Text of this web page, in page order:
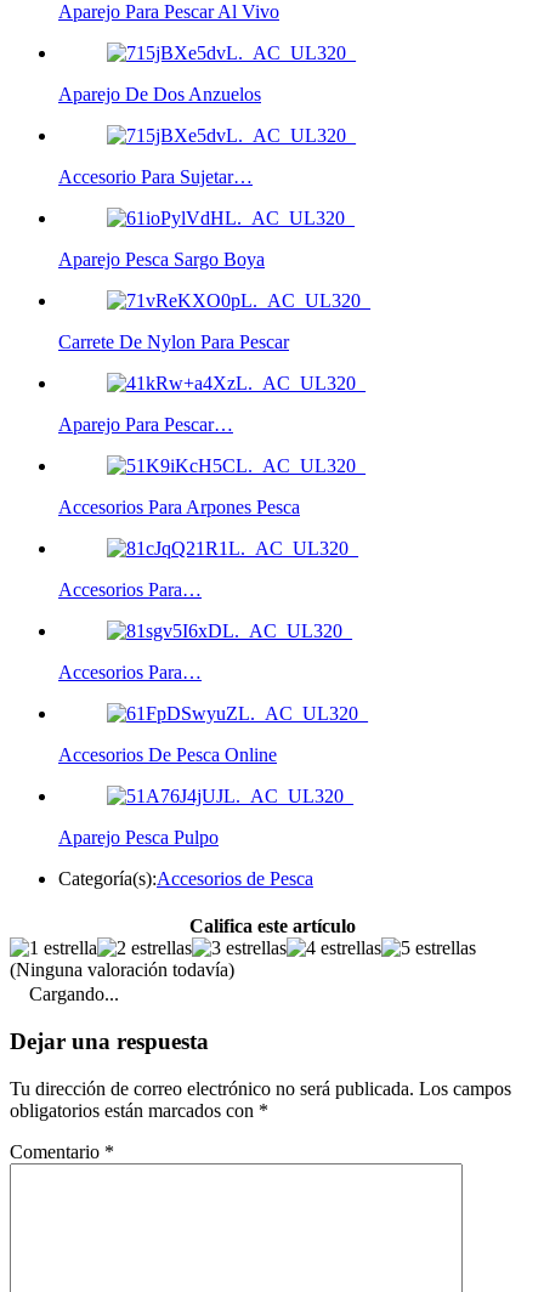
Aparejo Para Pescar Al Vivo
Aparejo De Dos Anzuelos
Accesorio Para Sujetar…
Aparejo Pesca Sargo Boya
Carrete De Nylon Para Pescar
Aparejo Para Pescar…
Accesorios Para Arpones Pesca
Accesorios Para…
Accesorios Para…
Accesorios De Pesca Online
Aparejo Pesca Pulpo
Categoría(s):Accesorios de Pesca
Califica este artículo
(Ninguna valoración todavía)
Cargando...
Dejar una respuesta
Tu dirección de correo electrónico no será publicada. Los campos
obligatorios están marcados con *
Comentario *